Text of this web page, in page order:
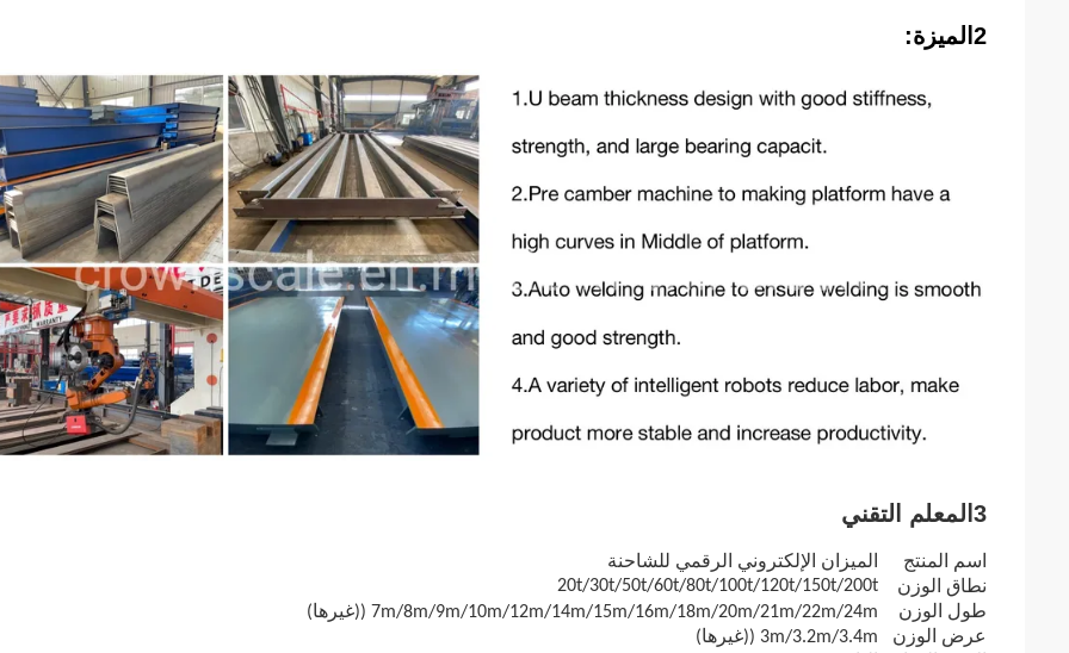
2الميزة:
3المعلم التقني
اسم المنتج
الميزان الإلكتروني الرقمي للشاحنة
نطاق الوزن
20t/30t/50t/60t/80t/100t/120t/150t/200t
طول الوزن
7m/8m/9m/10m/12m/14m/15m/16m/18m/20m/21m/22m/24m ((غيرها)
عرض الوزن
3m/3.2m/3.4m ((غيرها)